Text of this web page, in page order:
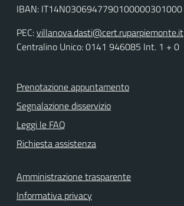
IBAN: IT14N0306947790100000301000
PEC:villanova.dasti@cert.ruparpiemonte.it
Centralino Unico: 0141 946085 Int. 1 + 0
Prenotazione appuntamento
Segnalazione disservizio
Leggi le FAQ
Richiesta assistenza
Amministrazione trasparente
Informativa privacy